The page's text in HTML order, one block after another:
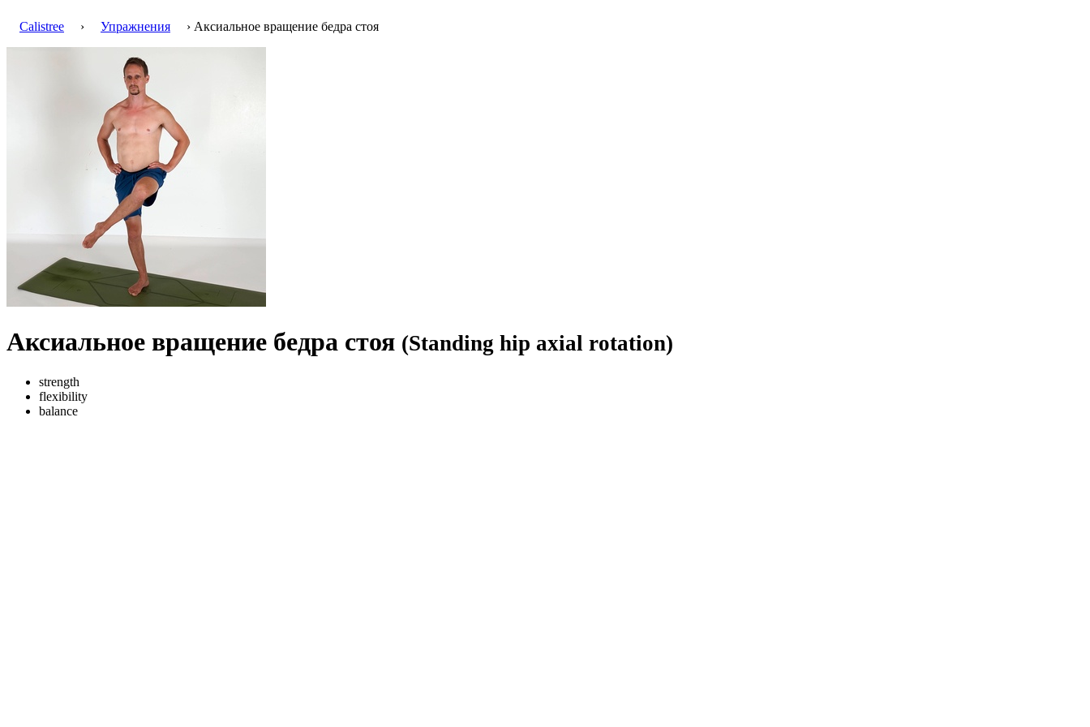
Calistree › Упражнения › Аксиальное вращение бедра стоя
Аксиальное вращение бедра стоя (Standing hip axial rotation)
strength
flexibility
balance